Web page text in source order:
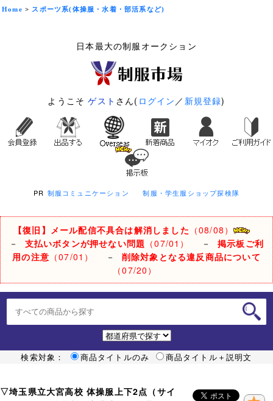
Home > スポーツ系(体操服・水着・部活系など)
日本最大の制服オークション
ようこそゲスト さん( ログイン ／ 新規登録)
PR 制服コミュニケーション 制服・学生服ショップ探検隊
【復旧】メール配信不具合は解消しました （08/08）
－ 支払いボタンが押せない問題 （07/01） －掲示板ご利
用の注意 （07/01） － 削除対象となる違反商品について
（07/20）
検索対象： 商品タイトルのみ 商品タイトル＋説明文
▽埼玉県立大宮高校 体操服上下2点（サイ